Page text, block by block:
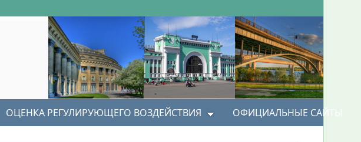
ОЦЕНКА РЕГУЛИРУЮЩЕГО ВОЗДЕЙСТВИЯ ОФИЦИАЛЬНЫЕ САЙТЫ